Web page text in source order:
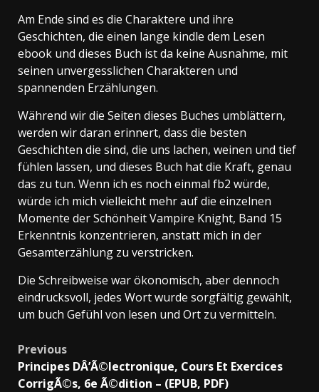
Am Ende sind es die Charaktere und ihre
Geschichten, die einen lange kindle dem Lesen
ebook und dieses Buch ist da keine Ausnahme, mit
seinen unvergesslichen Charakteren und
spannenden Erzählungen.
Während wir die Seiten dieses Buches umblättern,
werden wir daran erinnert, dass die besten
Geschichten die sind, die uns lachen, weinen und tief
fühlen lassen, und dieses Buch hat die Kraft, genau
das zu tun. Wenn ich es noch einmal fb2 würde,
würde ich mich vielleicht mehr auf die einzelnen
Momente der Schönheit Vampire Knight, Band 15
Erkenntnis konzentrieren, anstatt mich in der
Gesamterzählung zu verstricken.
Die Schreibweise war ökonomisch, aber dennoch
eindrucksvoll, jedes Wort wurde sorgfältig gewählt,
um buch Gefühl von lesen und Ort zu vermitteln.
Previous
Principes DÂ’Ã©lectronique, Cours Et Exercices
CorrigÃ©s, 6e Ã©dition – (EPUB, PDF)